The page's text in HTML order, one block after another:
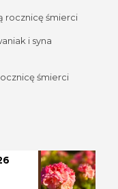
rocznicę śmierci
i syna
śmierci